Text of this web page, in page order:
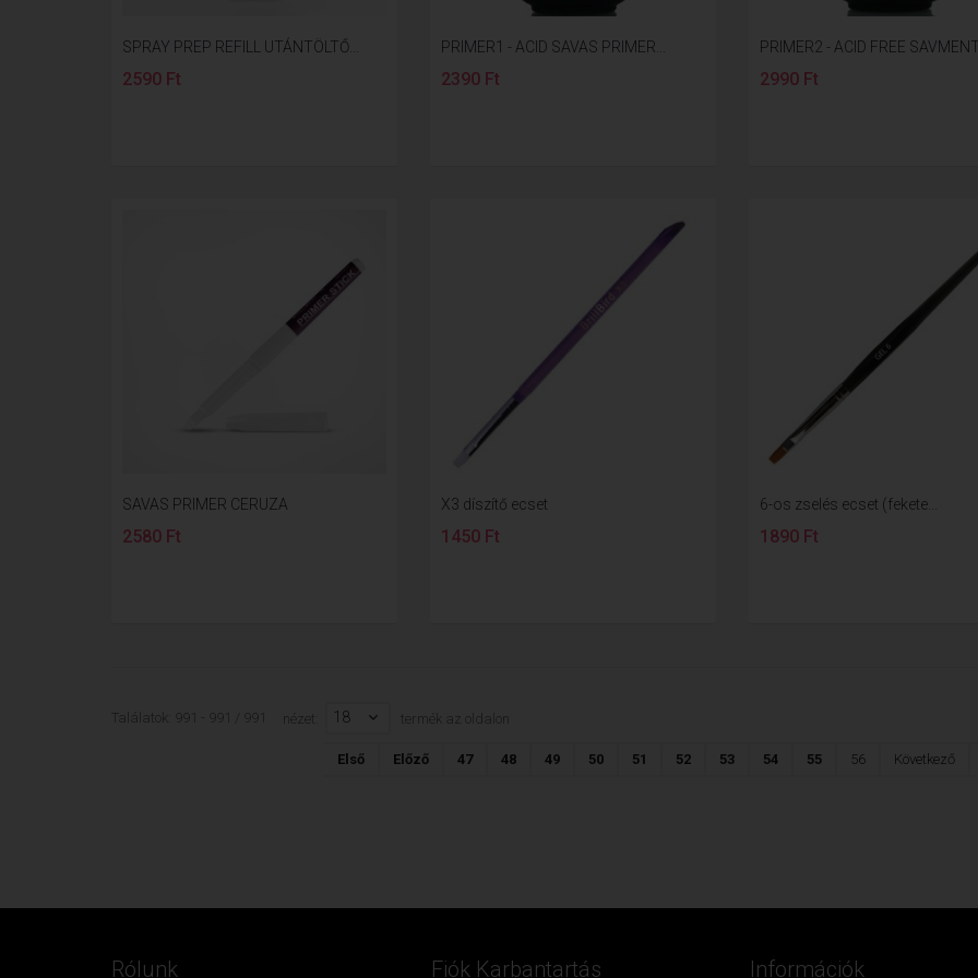
SPRAY PREP REFILL UTÁNTÖLTŐ...
2590 Ft
PRIMER1 - ACID SAVAS PRIMER...
2390 Ft
PRIMER2 - ACID FREE
2990 Ft
SAVAS PRIMER CERUZA
2580 Ft
X3 díszítő ecset
1450 Ft
6-os zselés ecset (fekete...
1890 Ft
Találatok: 991 - 991 / 991 nézet: 18 termék az oldalon
Első Előző 47 48 49 50 51 52 53 54 55 56 Következő
Rólunk Fiók Karbantartás Információk